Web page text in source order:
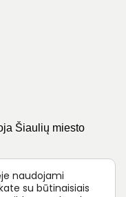
Šiaulių miesto
naudojami
su būtinaisiais